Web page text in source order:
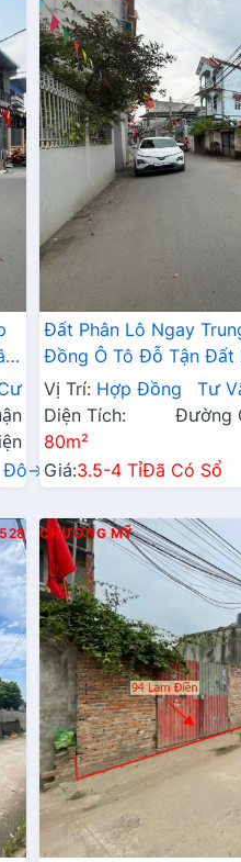
Đô→
Đất Phân Lô Ngay
Đồng Ô Tô Đỗ Tận Đất
Đường Kinh Doanh
Vị Trí: Hợp Đồng Tư
Diện Tích:
80m²
Đường
Giá:3.5-4 TỉĐã Có Sổ
CHƯƠNG MỸ